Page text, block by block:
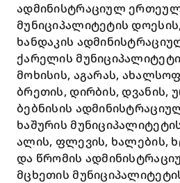
ადმინისტრაციულ
მუნიციპალიტეტის
ხანდაკის
ქარელის
მოხისის, აგარას,
ბრეთის, დირბის, დვანის,
ბებნისის
ხაშურის
ალის, ფლევის, ხალების,
და წრომის
მცხეთის